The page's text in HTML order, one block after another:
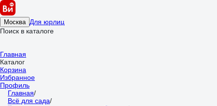
Москва Для юрлиц
Поиск в каталоге
Главная
Каталог
Корзина
Избранное
Профиль
Главная/
Всё для сада/